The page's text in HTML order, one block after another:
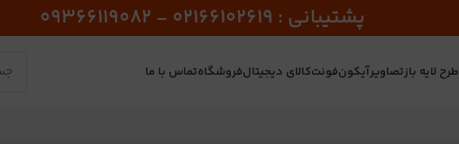
پشتیبانی : 02166102619 - 09366119082
طرح لایه بازتصاویرآیکونفونتکالای دیجیتالفروشگاهتماس با ما